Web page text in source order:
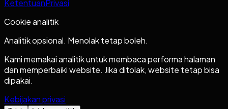
KetentuanPrivasi
Cookie analitik
Analitik opsional. Menolak tetap boleh.
Kami memakai analitik untuk membaca performa halaman
dan memperbaiki website. Jika ditolak, website tetap bisa
dipakai.
Kebijakan privasi